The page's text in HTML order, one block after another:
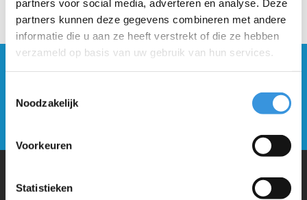
partners voor social media, adverteren en analyse. Deze
partners kunnen deze gegevens combineren met andere
informatie die u aan ze heeft verstrekt of die ze hebben
verzameld op basis van uw gebruik van hun services.
Noodzakelijk
Voorkeuren
Statistieken
Blijf op de hoogte en schrijf je in voor onze